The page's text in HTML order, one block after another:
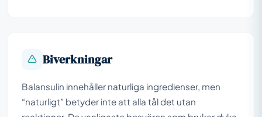
Biverkningar
Balansulin innehåller naturliga ingredienser, men
“naturligt” betyder inte att alla tål det utan